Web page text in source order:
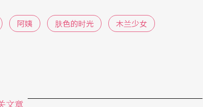
寥寥可数的品牌指标大抵只有孟京辉（创作者）与
的小剧场创作者来说，在彼岸演出时，由于一切从
阿姨 肤色的时光 木兰少女
文章